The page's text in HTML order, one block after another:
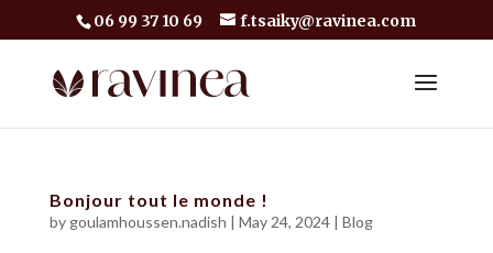
06 99 37 10 69 f.tsaiky@ravinea.com
Bonjour tout le monde !
by goulamhoussen.nadish | May 24, 2024| Blog